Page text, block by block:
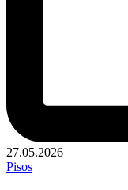
27.05.2026
Publicado
Pisos